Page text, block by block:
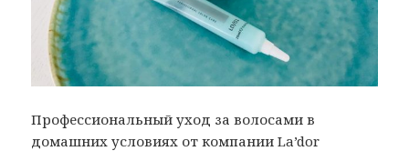
Профессиональный уход за волосами в
домашних условиях от компании La’dor